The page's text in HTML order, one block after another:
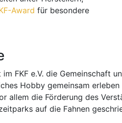
Award für besondere
FKF e.V. die Gemeinschaft
Hobby gemeinsam
allem die Förderung des
auf die Fahnen